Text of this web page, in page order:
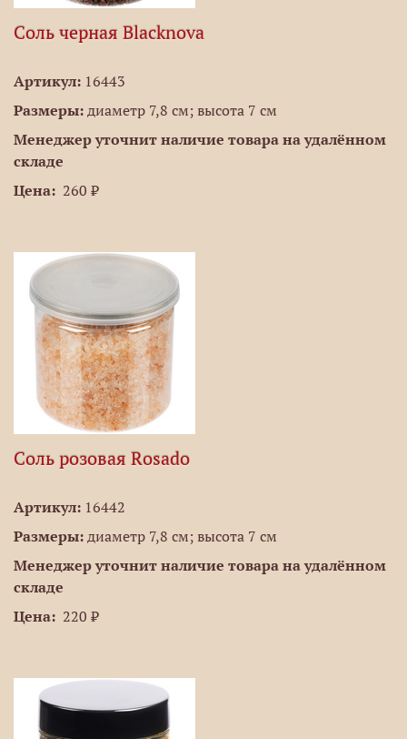
Соль черная Blacknova
Артикул: 16443
Размеры: диаметр 7,8 см; высота 7 см
Менеджер уточнит наличие товара на удалённом
складе
Цена: 260 ₽
Соль розовая Rosado
Артикул: 16442
Размеры: диаметр 7,8 см; высота 7 см
Менеджер уточнит наличие товара на удалённом
складе
Цена: 220 ₽